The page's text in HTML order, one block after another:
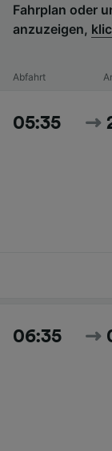
Fahrplan oder
anzuzeigen,
Abfahrt
05:35
06:35